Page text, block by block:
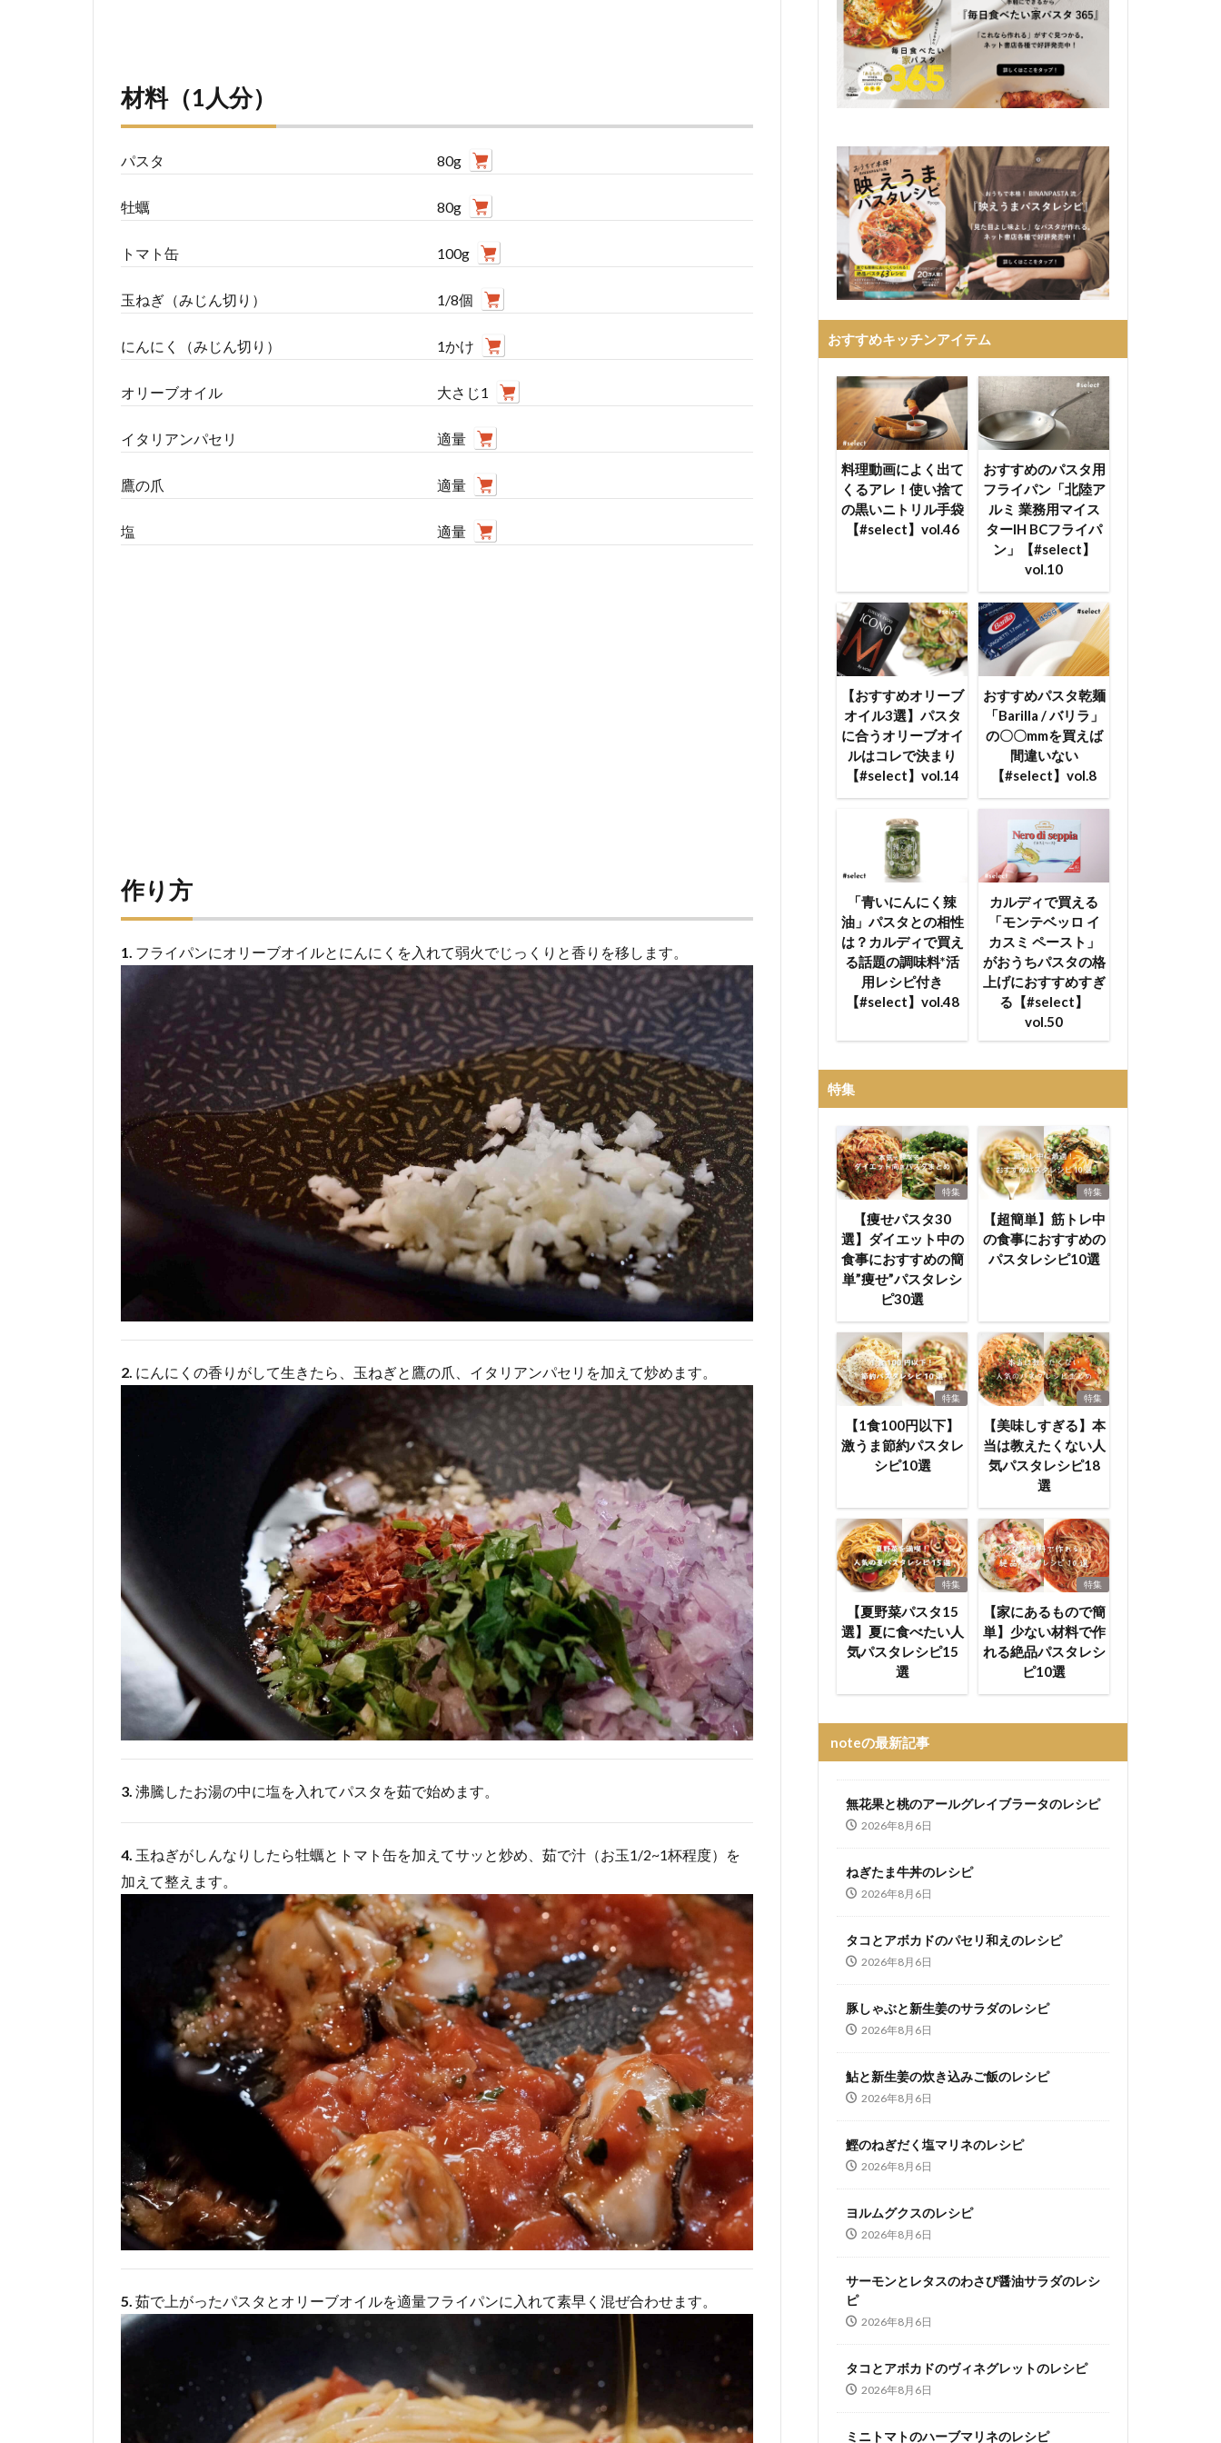
材料（1人分）
パスタ 80g
牡蠣 80g
トマト缶 100g
玉ねぎ（みじん切り） 1/8個
にんにく（みじん切り） 1かけ
オリーブオイル 大さじ1
イタリアンパセリ 適量
鷹の爪 適量
塩 適量
作り方
1. フライパンにオリーブオイルとにんにくを入れて弱火でじっくりと香りを移します。
2. にんにくの香りがして生きたら、玉ねぎと鷹の爪、イタリアンパセリを加えて炒めます。
3. 沸騰したお湯の中に塩を入れてパスタを茹で始めます。
4. 玉ねぎがしんなりしたら牡蠣とトマト缶を加えてサッと炒め、茹で汁（お玉1/2~1杯程度）を
加えて整えます。
5. 茹で上がったパスタとオリーブオイルを適量フライパンに入れて素早く混ぜ合わせます。
おすすめキッチンアイテム
料理動画によく出て
くるアレ！使い捨て
の黒いニトリル手袋
【#select】vol.46
おすすめのパスタ用
フライパン「北陸ア
ルミ 業務用マイス
ターIH BCフライパ
ン」【#select】
vol.10
【おすすめオリーブ
オイル3選】パスタ
に合うオリーブオイ
ルはコレで決まり
【#select】vol.14
おすすめパスタ乾麺
「Barilla / バリラ」
の〇〇mmを買えば
間違いない
【#select】vol.8
「青いにんにく辣
油」パスタとの相性
は？カルディで買え
る話題の調味料*活
用レシピ付き
【#select】vol.48
カルディで買える
「モンテベッロ イ
カスミ ペースト」
がおうちパスタの格
上げにおすすめすぎ
る【#select】
vol.50
特集
特集
【痩せパスタ30
選】ダイエット中の
食事におすすめの簡
単”痩せ”パスタレシ
ピ30選
特集
【超簡単】筋トレ中
の食事におすすめの
パスタレシピ10選
特集
【1食100円以下】
激うま節約パスタレ
シピ10選
特集
【美味しすぎる】本
当は教えたくない人
気パスタレシピ18
選
特集
【夏野菜パスタ15
選】夏に食べたい人
気パスタレシピ15
選
特集
【家にあるもので簡
単】少ない材料で作
れる絶品パスタレシ
ピ10選
noteの最新記事
無花果と桃のアールグレイブラータのレシピ
2026年8月6日
ねぎたま牛丼のレシピ
2026年8月6日
タコとアボカドのパセリ和えのレシピ
2026年8月6日
豚しゃぶと新生姜のサラダのレシピ
2026年8月6日
鮎と新生姜の炊き込みご飯のレシピ
2026年8月6日
鰹のねぎだく塩マリネのレシピ
2026年8月6日
ヨルムグクスのレシピ
2026年8月6日
サーモンとレタスのわさび醤油サラダのレシ
ピ
2026年8月6日
タコとアボカドのヴィネグレットのレシピ
2026年8月6日
ミニトマトのハーブマリネのレシピ